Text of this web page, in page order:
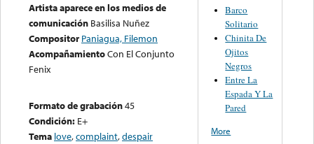
Artista aparece en los medios de
comunicación Basilisa Nuñez
Compositor Paniagua, Filemon
AcompañamientoCon El Conjunto
Fenix
Formato de grabación45
Condición: E+
Tema love,complaint,despair
Barco
Solitario
Chinita De
Ojitos
Negros
Entre La
Espada Y La
Pared
More